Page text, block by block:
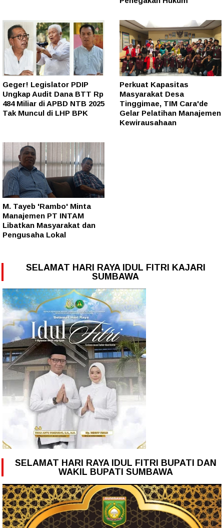
Geger! Legislator PDIP
Ungkap Audit Dana BTT Rp
484 Miliar di APBD NTB 2025
Tak Muncul di LHP BPK
Perkuat Kapasitas
Masyarakat Desa
Tinggimae, TIM Cara'de
Gelar Pelatihan Manajemen
Kewirausahaan
M. Tayeb 'Rambo' Minta
Manajemen PT INTAM
Libatkan Masyarakat dan
Pengusaha Lokal
SELAMAT HARI RAYA IDUL FITRI KAJARI
SUMBAWA
SELAMAT HARI RAYA IDUL FITRI BUPATI DAN
WAKIL BUPATI SUMBAWA